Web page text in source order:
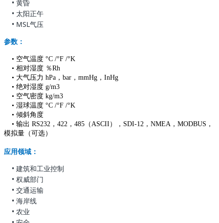
• 黄昏
• 太阳正午
• MSL气压
参数：
• 空气温度 °C /°F /°K
• 相对湿度 ％Rh
• 大气压力 hPa，bar，mmHg，InHg
• 绝对湿度 g/m3
• 空气密度 kg/m3
• 湿球温度 °C /°F /°K
• 倾斜角度
• 输出 RS232，422，485（ASCII），SDI-12，NMEA，MODBUS，
模拟量（可选）
应用领域：
• 建筑和工业控制
• 权威部门
• 交通运输
• 海岸线
• 农业